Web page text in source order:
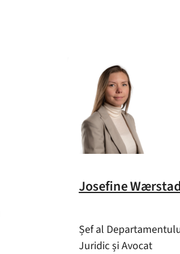
Josefine Wærstad
Șef al
Juridic și Avocat